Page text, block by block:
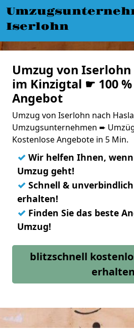
Iserlohn
Umzug von Iserlohn
im Kinzigtal ☛ 100
Angebot
Umzug von Iserlohn nach
Umzugsunternehmen ➨
Kostenlose Angebote in 5 Min.
✓ Wir helfen Ihnen,
Umzug geht!
✓ Schnell &
erhalten!
✓ Finden Sie das beste
Umzug!
blitzschnell
erhalten